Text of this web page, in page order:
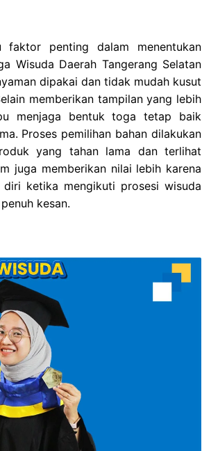
faktor penting dalam menentukan
Wisuda Daerah Tangerang Selatan
dipakai dan tidak mudah kusut
memberikan tampilan yang lebih
menjaga bentuk toga tetap baik
Proses pemilihan bahan dilakukan
yang tahan lama dan terlihat
juga memberikan nilai lebih karena
ketika mengikuti prosesi wisuda
kesan.